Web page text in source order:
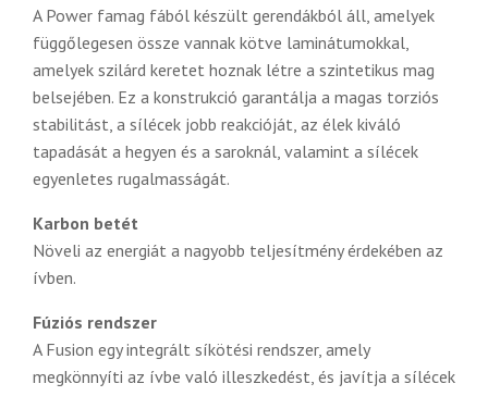
A Power famag fából készült gerendákból áll, amelyek
függőlegesen össze vannak kötve laminátumokkal,
amelyek szilárd keretet hoznak létre a szintetikus mag
belsejében. Ez a konstrukció garantálja a magas torziós
stabilitást, a sílécek jobb reakcióját, az élek kiváló
tapadását a hegyen és a saroknál, valamint a sílécek
egyenletes rugalmasságát.
Karbon betét
Növeli az energiát a nagyobb teljesítmény érdekében az
ívben.
Fúziós rendszer
A Fusion egy integrált síkötési rendszer, amely
megkönnyíti az ívbe való illeszkedést, és javítja a sílécek